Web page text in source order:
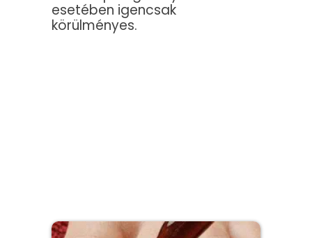
esetében igencsak
körülményes.